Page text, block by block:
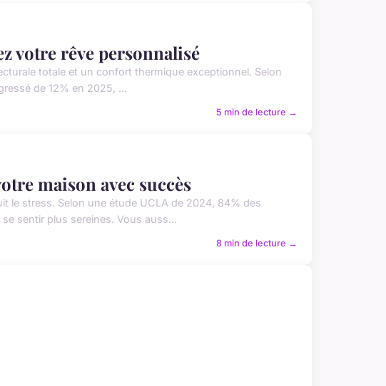
votre rêve personnalisé
totale et un confort thermique exceptionnel. Selon
de 12% en 2025, ...
5 min de lecture →
maison avec succès
le stress. Selon une étude UCLA de 2024, 84% des
sentir plus sereines. Vous auss...
8 min de lecture →